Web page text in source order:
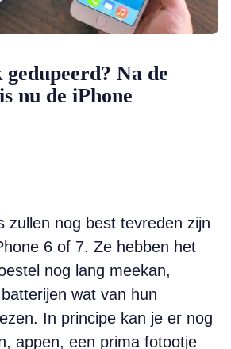
Na de
nu de iPhone
zullen nog best tevreden zijn
6 of 7. Ze hebben het
nog lang meekan,
wat van hun
In principe kan je er nog
appen, een prima fotootje